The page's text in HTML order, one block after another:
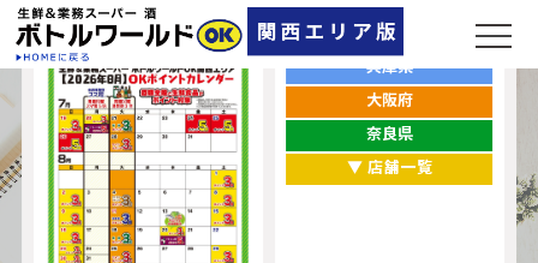
ポイントカレンダー お店をエリアから探す
兵庫県
大阪府
奈良県
▼ 店舗一覧